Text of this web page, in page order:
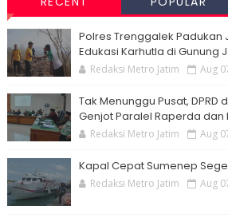
Polres Trenggalek Padukan
Edukasi Karhutla di Gunung
Redaksi Metro Jatim Aug
Tak Menunggu Pusat,
Genjot Paralel Raperda dan
Redaksi Metro Jatim Aug
Kapal Cepat Sumenep
Redaksi Metro Jatim Aug